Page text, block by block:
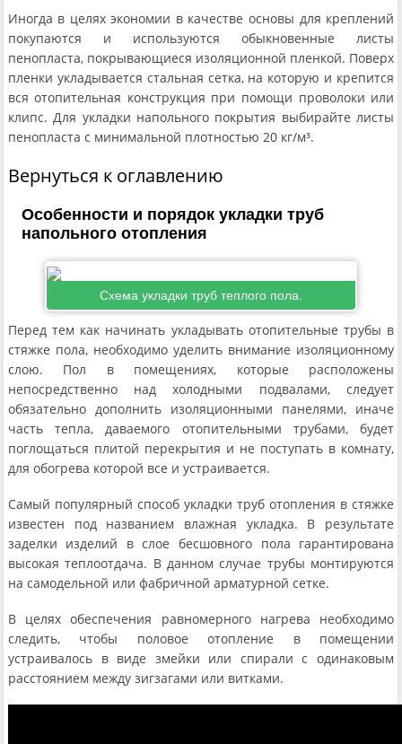
Иногда в целях экономии в качестве основы для креплений
покупаются и используются обыкновенные листы
пенопласта, покрывающиеся изоляционной пленкой. Поверх
пленки укладывается стальная сетка, на которую и крепится
вся отопительная конструкция при помощи проволоки или
клипс. Для укладки напольного покрытия выбирайте листы
пенопласта с минимальной плотностью 20 кг/м³.
Вернуться к оглавлению
Особенности и порядок укладки труб
напольного отопления
Схема укладки труб теплого пола.
Перед тем как начинать укладывать отопительные трубы в
стяжке пола, необходимо уделить внимание изоляционному
слою. Пол в помещениях, которые расположены
непосредственно над холодными подвалами, следует
обязательно дополнить изоляционными панелями, иначе
часть тепла, даваемого отопительными трубами, будет
поглощаться плитой перекрытия и не поступать в комнату,
для обогрева которой все и устраивается.
Самый популярный способ укладки труб отопления в стяжке
известен под названием влажная укладка. В результате
заделки изделий в слое бесшовного пола гарантирована
высокая теплоотдача. В данном случае трубы монтируются
на самодельной или фабричной арматурной сетке.
В целях обеспечения равномерного нагрева необходимо
следить, чтобы половое отопление в помещении
устраивалось в виде змейки или спирали с одинаковым
расстоянием между зигзагами или витками.